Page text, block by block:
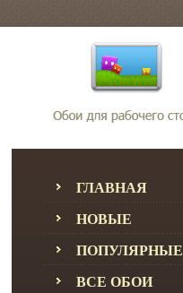
ГЛАВНАЯ
НОВЫЕ
ПОПУЛЯРНЫЕ
ВСЕ ОБОИ